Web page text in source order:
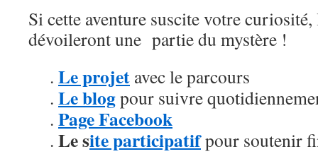
Si cette aventure suscite votre
dévoileront une partie du mystère !
. Le projet avec le parcours
. Le blogpour suivre
. Page Facebook
. Lesite participatifpour soutenir